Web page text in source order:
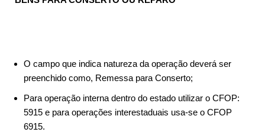
O campo que indica natureza da operação deverá ser
preenchido como, Remessa para Conserto;
Para operação interna dentro do estado utilizar o CFOP:
5915 e para operações interestaduais usa-se o CFOP
6915.